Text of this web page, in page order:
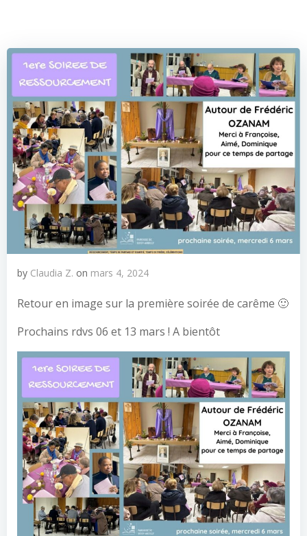
by Claudia Z. on mars 4, 2024
Retour en image sur la première soirée de carême 🙂
Prochains rdvs 06 et 13 mars ! A bientôt